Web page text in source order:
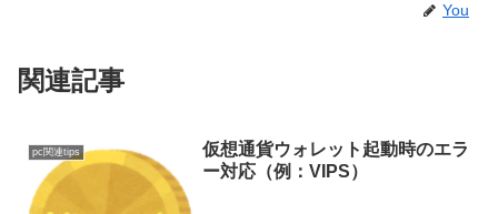
You
関連記事
pc関連tips
仮想通貨ウォレット起動時のエラ
ー対応（例：VIPS）